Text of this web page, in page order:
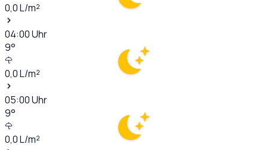
0,0L/m²
04:00Uhr
9°
0,0L/m²
05:00Uhr
9°
0,0L/m²